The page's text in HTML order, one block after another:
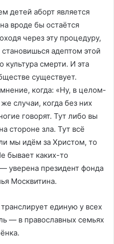
детей аборт является
вроде бы остаётся
через эту процедуру,
адептом этой
культура смерти. И эта
существует.
когда: «Ну, в целом-
случаи, когда без них
говорят. Тут либо вы
стороне зла. Тут всё
мы идём за Христом, то
бывает каких-то
уверена президент фонда
Москвитина.
единую у всех
— в православных семьях